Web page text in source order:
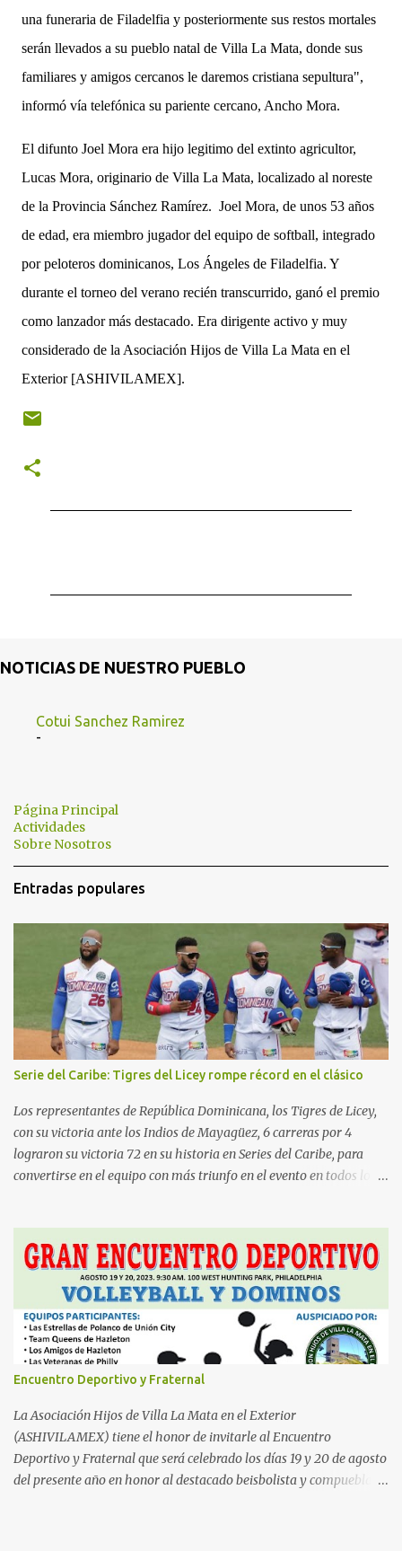
una funeraria de Filadelfia y posteriormente sus restos mortales
serán llevados a su pueblo natal de Villa La Mata, donde sus
familiares y amigos cercanos le daremos cristiana sepultura",
informó vía telefónica su pariente cercano, Ancho Mora.
El difunto Joel Mora era hijo legitimo del extinto agricultor,
Lucas Mora, originario de Villa La Mata, localizado al noreste
de la Provincia Sánchez Ramírez. Joel Mora, de unos 53 años
de edad, era miembro jugador del equipo de softball, integrado
por peloteros dominicanos, Los Ángeles de Filadelfia. Y
durante el torneo del verano recién transcurrido, ganó el premio
como lanzador más destacado. Era dirigente activo y muy
considerado de la Asociación Hijos de Villa La Mata en el
Exterior [ASHIVILAMEX].
t
r
NOTICIAS DE NUESTRO PUEBLO
Cotui Sanchez Ramirez
-
Página Principal
Actividades
Sobre Nosotros
Entradas populares
Serie del Caribe: Tigres del Licey rompe récord en el clásico
Los representantes de República Dominicana, los Tigres de Licey,
con su victoria ante los Indios de Mayagüez, 6 carreras por 4
lograron su victoria 72 en su historia en Series del Caribe, para
convertirse en el equipo con más triunfo en el evento en todos los
72 superan a su rival histórico, las Águilas Cibaeñas, quienes tienen
71 triunfos, lo que además de tener este récord, son el equipo con
más campeonatos del Caribe, con su 10 títulos en 20
presentaciones.
Encuentro Deportivo y Fraternal
La Asociación Hijos de Villa La Mata en el Exterior
(ASHIVILAMEX) tiene el honor de invitarle al Encuentro
Deportivo y Fraternal que será celebrado los días 19 y 20 de agosto
del presente año en honor al destacado beisbolista y compueblano,